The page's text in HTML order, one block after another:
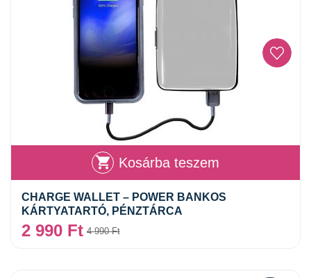
Kosárba teszem
CHARGE WALLET – POWER BANKOS
KÁRTYATARTÓ, PÉNZTÁRCA
4 990Ft
2 990 Ft